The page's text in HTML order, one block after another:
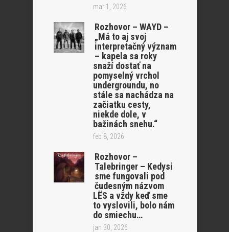
mar 1, 2026
Rozhovor – WAYD –
„Má to aj svoj
interpretačný význam
– kapela sa roky
snaží dostať na
pomyselný vrchol
undergroundu, no
stále sa nachádza na
začiatku cesty,
niekde dole, v
bažinách snehu.“
feb 8, 2026
Rozhovor –
Talebringer – Kedysi
sme fungovali pod
čudesným názvom
LËS a vždy keď sme
to vyslovili, bolo nám
do smiechu…
jan 30, 2026